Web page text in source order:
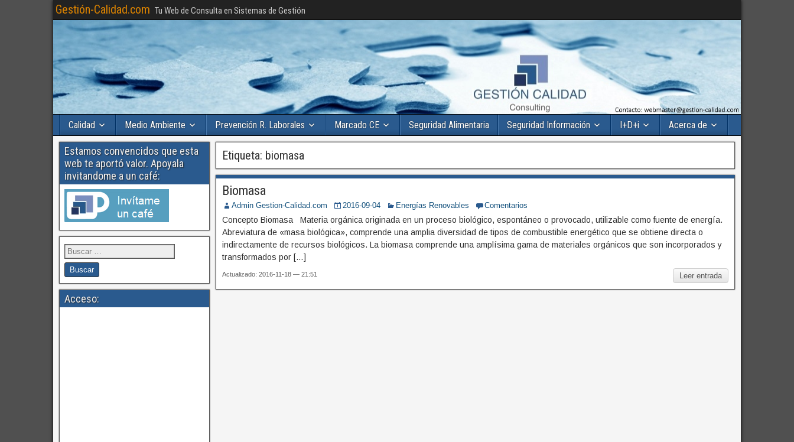
Gestión-Calidad.com Tu Web de Consulta en Sistemas de Gestión
Calidad Medio Ambiente Prevención R. Laborales Marcado CE Seguridad Alimentaria Seguridad Información I+D+i Acerca de
Etiqueta: biomasa
Biomasa
Admin Gestion-Calidad.com 2016-09-04 Energías Renovables Comentarios
Concepto Biomasa Materia orgánica originada en un proceso biológico, espontáneo o provocado, utilizable como fuente de energía.
Abreviatura de «masa biológica», comprende una amplia diversidad de tipos de combustible energético que se obtiene directa o
indirectamente de recursos biológicos. La biomasa comprende una amplísima gama de materiales orgánicos que son incorporados y
transformados por […]
Leer entrada
Actualizado: 2016-11-18 — 21:51
Estamos convencidos que esta
web te aportó valor. Apoyala
invitandome a un café:
Acceso: